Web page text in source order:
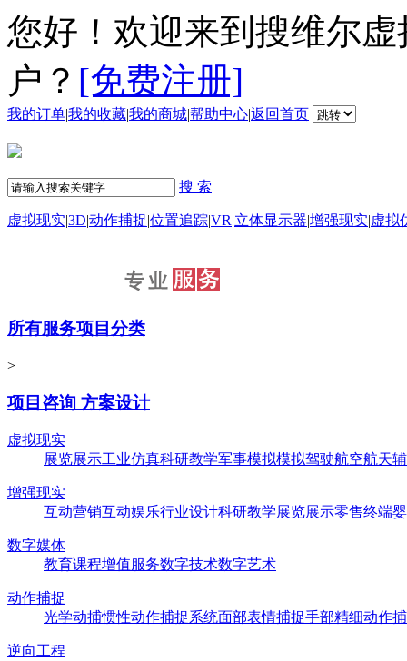
您好！欢迎来到搜维尔
户？ [免费注册]
我的订单|我的收藏|我的商城|帮助中心|返回首页
搜 索
虚拟现实|3D|动作捕捉|位置追踪|VR|立体显示器|增强现实|虚拟
所有服务项目分类
>
项目咨询 方案设计
虚拟现实
展览展示工业仿真科研教学军事模拟模拟驾驶航空航天
增强现实
互动营销互动娱乐行业设计科研教学展览展示零售终端
数字媒体
教育课程增值服务数字技术数字艺术
动作捕捉
光学动捕惯性动作捕捉系统面部表情捕捉手部精细动作
逆向工程